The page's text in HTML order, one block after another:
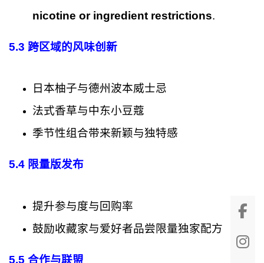
nicotine or ingredient restrictions.
5.3 跨区域的风味创新
日本柚子与德州波本威士忌
法式香草与中东小豆蔻
季节性组合带来新颖与独特感
5.4 限量版发布
提升参与度与回购率
鼓励收藏家与爱好者品尝限量独家配方
5.5 合作与联盟